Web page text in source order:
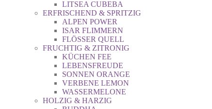
LITSEA CUBEBA
ERFRISCHEND & SPRITZIG
ALPEN POWER
ISAR FLIMMERN
FLÖSSER QUELL
FRUCHTIG & ZITRONIG
KÜCHEN FEE
LEBENSFREUDE
SONNEN ORANGE
VERBENE LEMON
WASSERMELONE
HOLZIG & HARZIG